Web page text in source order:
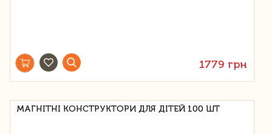
1779 грн
МАГНІТНІ КОНСТРУКТОРИ ДЛЯ ДІТЕЙ 100 ШТ